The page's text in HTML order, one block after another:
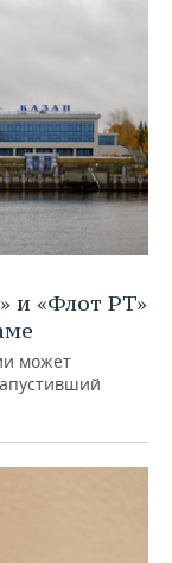
и «Флот РТ»
может